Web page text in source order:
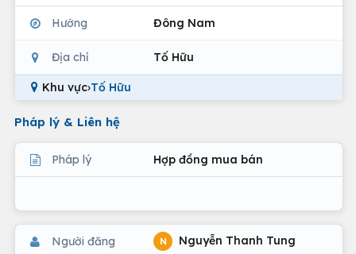
Hướng Đông Nam
Địa chỉ Tố Hữu
Khu vực›Tố Hữu
Pháp lý & Liên hệ
Pháp lý Hợp đồng mua bán
Người đăng N Nguyễn Thanh Tung